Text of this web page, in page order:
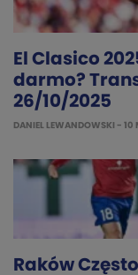
El Clasico
darmo?
26/10/2025
DANIEL LEWANDOWSKI - 10
Raków